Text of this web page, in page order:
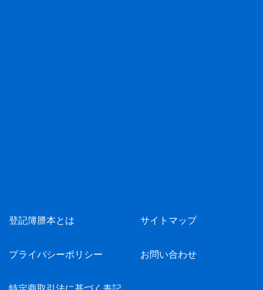
登記簿謄本とは サイトマップ
プライバシーポリシー お問い合わせ